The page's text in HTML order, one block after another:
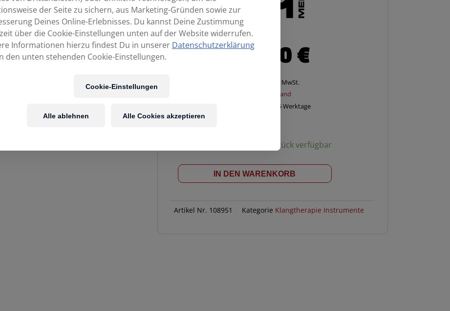
69,90€
Enthält 20% MwSt.
Versand
Lieferzeit: ca. 2-5 Werktage
1 Stück verfügbar
ENERGY
THERAPIE
Saturn
IN DEN WARENKORB
Artikel Nr. 108951 Kategorie Klangtherapie Instrumente
der Seite zu sichern, aus Marketing-Gründen sowie zur
Deines Online-Erlebnisses. Du kannst Deine Zustimmung
über die Cookie-Einstellungen unten auf der Website widerrufen.
Informationen hierzu findest Du in unserer Datenschutzerklärung
den unten stehenden Cookie-Einstellungen.
Cookie-Einstellungen
Alle ablehnen Alle Cookies akzeptieren